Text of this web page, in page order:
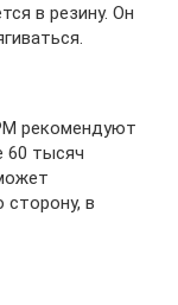
в резину. Он
рекомендуют
60 тысяч
в